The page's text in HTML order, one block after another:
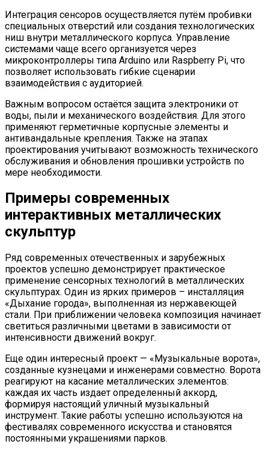
Интеграция сенсоров осуществляется путём пробивки
специальных отверстий или создания технологических
ниш внутри металлического корпуса. Управление
системами чаще всего организуется через
микроконтроллеры типа Arduino или Raspberry Pi, что
позволяет использовать гибкие сценарии
взаимодействия с аудиторией.
Важным вопросом остаётся защита электроники от
воды, пыли и механического воздействия. Для этого
применяют герметичные корпусные элементы и
антивандальные крепления. Также на этапах
проектирования учитывают возможность технического
обслуживания и обновления прошивки устройств по
мере необходимости.
Примеры современных
интерактивных металлических
скульптур
Ряд современных отечественных и зарубежных
проектов успешно демонстрирует практическое
применение сенсорных технологий в металлических
скульптурах. Один из ярких примеров – инсталляция
«Дыхание города», выполненная из нержавеющей
стали. При приближении человека композиция начинает
светиться различными цветами в зависимости от
интенсивности движений вокруг.
Еще один интересный проект — «Музыкальные ворота»,
созданные кузнецами и инженерами совместно. Ворота
реагируют на касание металлических элементов:
каждая их часть издает определенный аккорд,
формируя настоящий уличный музыкальный
инструмент. Такие работы успешно используются на
фестивалях современного искусства и становятся
постоянными украшениями парков.